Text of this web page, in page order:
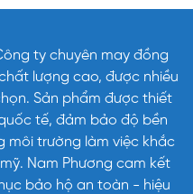
ty chuyên may đồng
lượng cao, được nhiều
Sản phẩm được thiết
tế, đảm bảo độ bền
môi trường làm việc khắc
Nam Phương cam kết
bảo hộ an toàn - hiệu